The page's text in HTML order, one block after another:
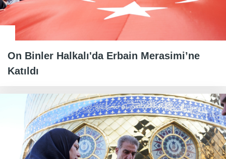
On Binler Halkalı'da Erbain Merasimi’ne
Katıldı